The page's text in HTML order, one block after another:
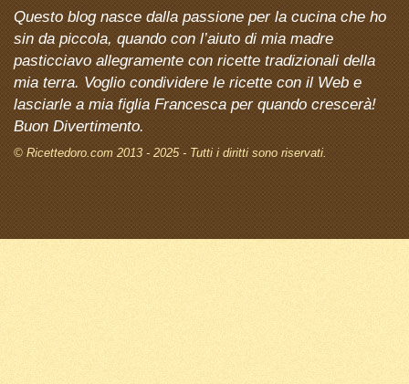
Questo blog nasce dalla passione per la cucina che ho
sin da piccola, quando con l’aiuto di mia madre
pasticciavo allegramente con ricette tradizionali della
mia terra. Voglio condividere le ricette con il Web e
lasciarle a mia figlia Francesca per quando crescerà!
Buon Divertimento.
© Ricettedoro.com 2013 - 2025 - Tutti i diritti sono riservati.